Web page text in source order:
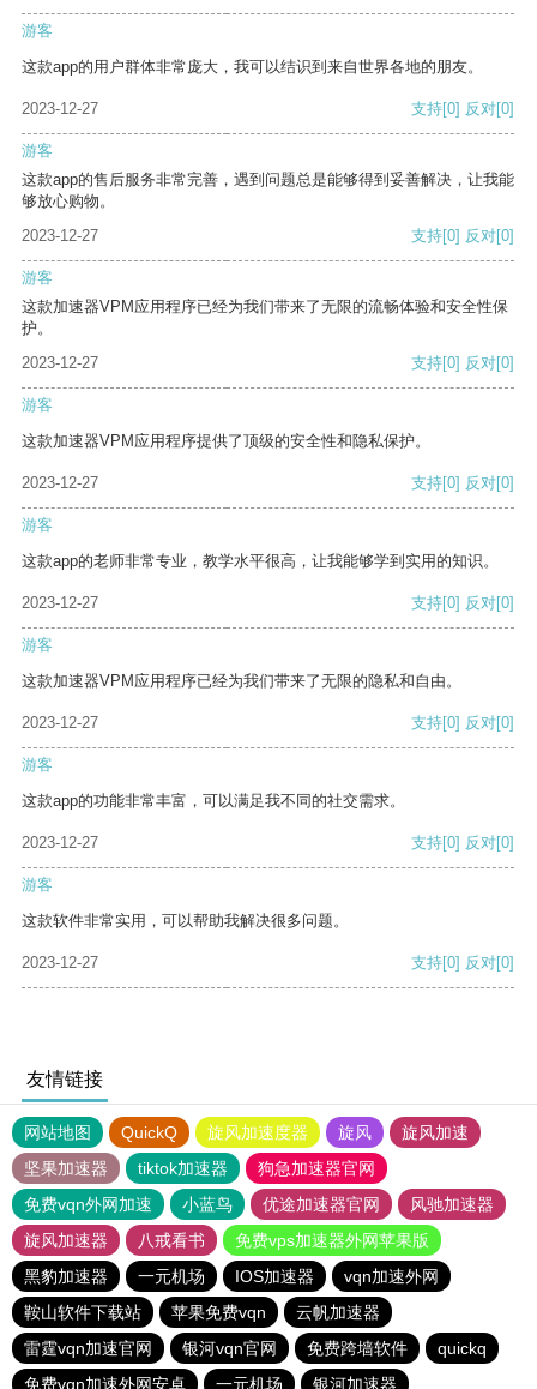
游客
这款app的用户群体非常庞大，我可以结识到来自世界各地的朋友。
2023-12-27 支持[0] 反对[0]
游客
这款app的售后服务非常完善，遇到问题总是能够得到妥善解决，让我能
够放心购物。
2023-12-27
支持[0] 反对[0]
游客
这款加速器VPM应用程序已经为我们带来了无限的流畅体验和安全性保
护。
2023-12-27
支持[0] 反对[0]
游客
这款加速器VPM应用程序提供了顶级的安全性和隐私保护。
2023-12-27 支持[0] 反对[0]
游客
这款app的老师非常专业，教学水平很高，让我能够学到实用的知识。
2023-12-27 支持[0] 反对[0]
游客
这款加速器VPM应用程序已经为我们带来了无限的隐私和自由。
2023-12-27 支持[0] 反对[0]
游客
这款app的功能非常丰富，可以满足我不同的社交需求。
2023-12-27 支持[0] 反对[0]
游客
这款软件非常实用，可以帮助我解决很多问题。
2023-12-27 支持[0] 反对[0]
友情链接
网站地图 QuickQ 旋风加速度器 旋风
旋风加速
坚果加速器
tiktok加速器
狗急加速器官网
免费vqn外网加速
小蓝鸟 优途加速器官网
风驰加速器
旋风加速器
八戒看书
免费vps加速器外网苹果版
黑豹加速器
一元机场 IOS加速器
vqn加速外网
鞍山软件下载站
苹果免费vqn
云帆加速器
雷霆vqn加速官网
银河vqn官网 免费跨墙软件
quickq
免费vqn加速外网安卓
一元机场 银河加速器